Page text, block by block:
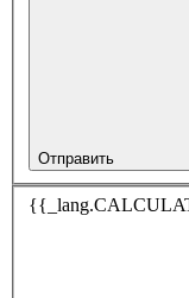
Отправить